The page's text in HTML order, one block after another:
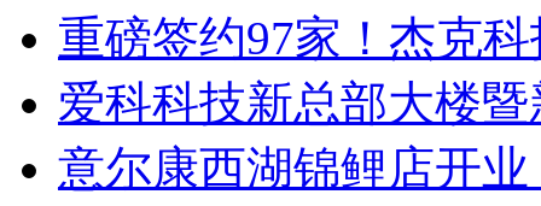
重磅签约97家！杰克
爱科科技新总部大楼
意尔康西湖锦鲤店开